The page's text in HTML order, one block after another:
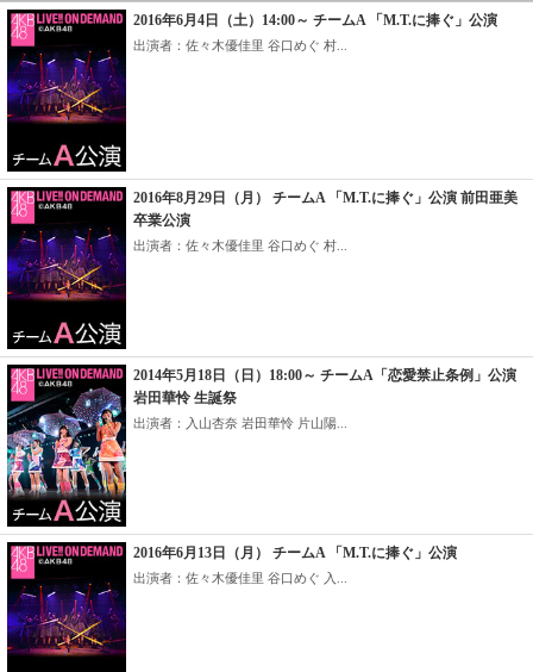
2016年6月4日（土）14:00～ チームA 「M.T.に捧ぐ」公演
出演者：佐々木優佳里 谷口めぐ 村...
2016年8月29日（月） チームA 「M.T.に捧ぐ」公演 前田亜美
卒業公演
出演者：佐々木優佳里 谷口めぐ 村...
2014年5月18日（日）18:00～ チームA「恋愛禁止条例」公演
岩田華怜 生誕祭
出演者：入山杏奈 岩田華怜 片山陽...
2016年6月13日（月） チームA 「M.T.に捧ぐ」公演
出演者：佐々木優佳里 谷口めぐ 入...